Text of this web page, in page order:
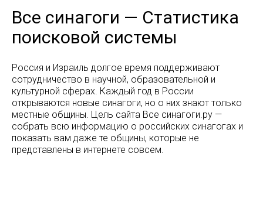
Все синагоги — Статистика
поисковой системы
Россия и Израиль долгое время поддерживают
сотрудничество в научной, образовательной и
культурной сферах. Каждый год в России
открываются новые синагоги, но о них знают только
местные общины. Цель сайта Все синагоги.ру —
собрать всю информацию о российских синагогах и
показать вам даже те общины, которые не
представлены в интернете совсем.